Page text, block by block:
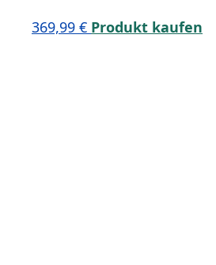
369,99 € Produkt kaufen